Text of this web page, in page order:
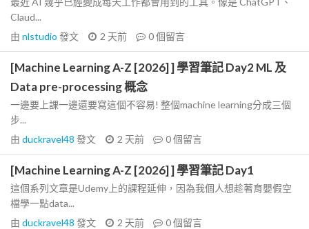
Claud...
由 nlstudio 發文 2 天前 0個留言
[Machine Learning A-Z [2026] ] 學習筆記 Day2 ML 及
Data pre-processing 概念
一邊要上課一邊還要寫這個不容易! 整個machine learning分成三個
步...
由 duckravel48 發文 2 天前 0個留言
[Machine Learning A-Z [2026] ] 學習筆記 Day1
這個系列文章是Udemy上的課程延伸，因為我個人想趁著育嬰假空
檔學一點data...
由 duckravel48 發文 2 天前 0個留言